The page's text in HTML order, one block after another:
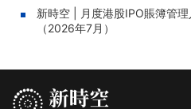
新時空 | 月度港股IPO賬簿管
（2026年7月）